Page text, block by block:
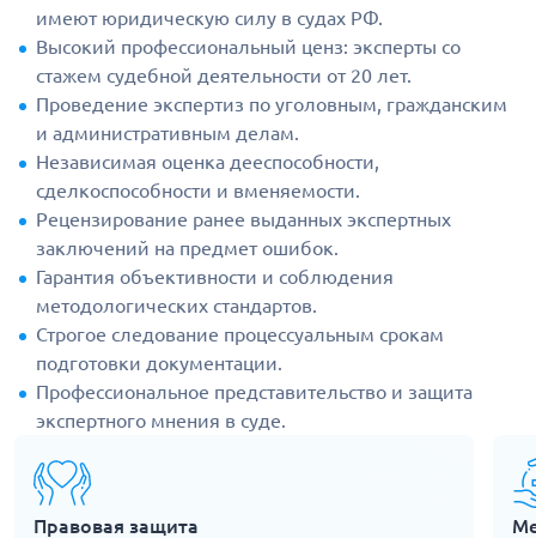
имеют юридическую силу в судах РФ.
Высокий профессиональный ценз: эксперты со
стажем судебной деятельности от 20 лет.
Проведение экспертиз по уголовным, гражданским
и административным делам.
Независимая оценка дееспособности,
сделкоспособности и вменяемости.
Рецензирование ранее выданных экспертных
заключений на предмет ошибок.
Гарантия объективности и соблюдения
методологических стандартов.
Строгое следование процессуальным срокам
подготовки документации.
Профессиональное представительство и защита
экспертного мнения в суде.
Правовая защита